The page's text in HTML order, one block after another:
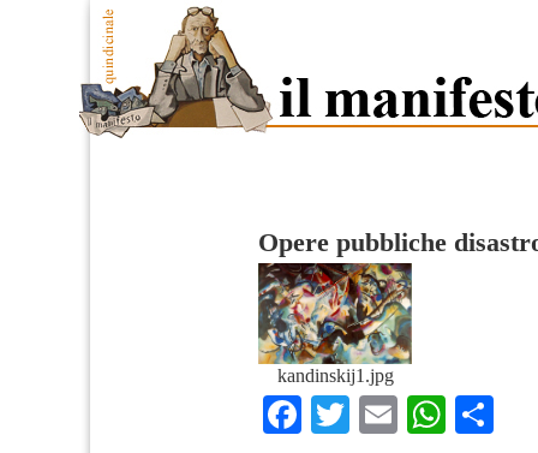
Opere pubbliche
kandinskij1.jpg
Facebook
TwitterEmail